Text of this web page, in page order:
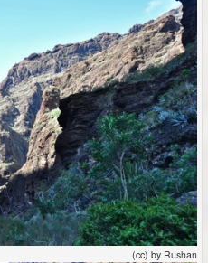
(cc) by Rushan